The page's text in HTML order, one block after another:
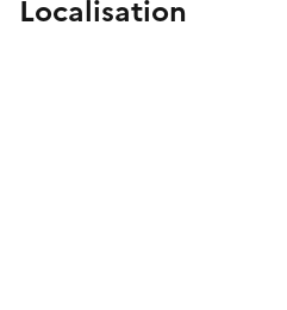
Localisation